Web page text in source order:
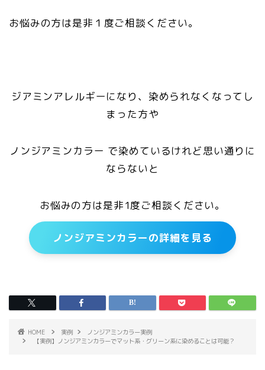
お悩みの方は是非１度ご相談ください。
ジアミンアレルギーになり、染められなくなってし
まった方や
ノンジアミンカラー で染めているけれど思い通りに
ならないと
お悩みの方は是非1度ご相談ください。
ノンジアミンカラーの詳細を見る
HOME 実例
ノンジアミンカラー実例
【実例】ノンジアミンカラーでマット系・グリーン系に染めることは可能？